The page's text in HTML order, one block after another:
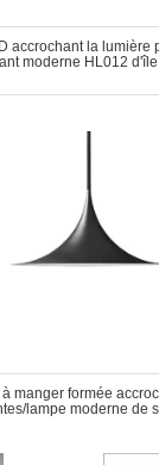
accrochant la lumière
moderne HL012
manger formée
lampe moderne de